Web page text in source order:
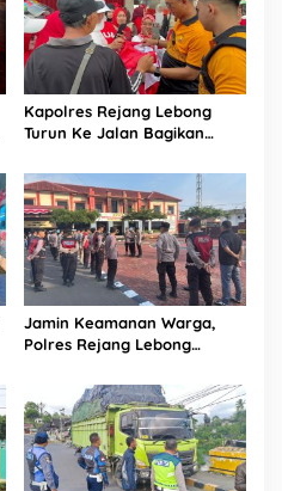
Kapolres Rejang Lebong
Turun Ke Jalan Bagikan
Jamin Keamanan Warga,
Polres Rejang Lebong
Rawan Keramaian